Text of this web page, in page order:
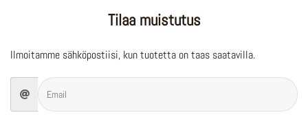
Tilaa muistutus
Ilmoitamme sähköpostiisi, kun tuotetta on taas saatavilla.